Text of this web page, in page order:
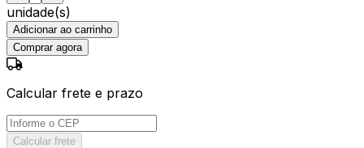
unidade(s)
Adicionar ao carrinho
Comprar agora
Calcular frete e prazo
Calcular frete